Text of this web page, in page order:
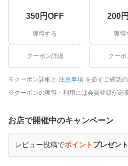
350円OFF
獲得する
クーポン詳細
200
獲得
クーポ
クーポン詳細と 注意事項 を必ずご確認
クーポンの獲得・利用には会員登録が必
お店で開催中のキャンペーン
レビュー投稿でポイントプレゼント